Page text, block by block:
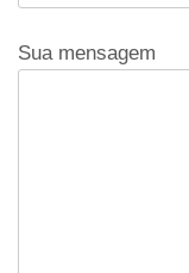
Sua mensagem